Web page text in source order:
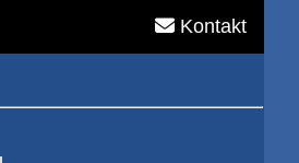
Kontakt